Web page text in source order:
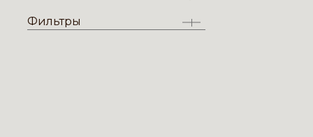
Фильтры